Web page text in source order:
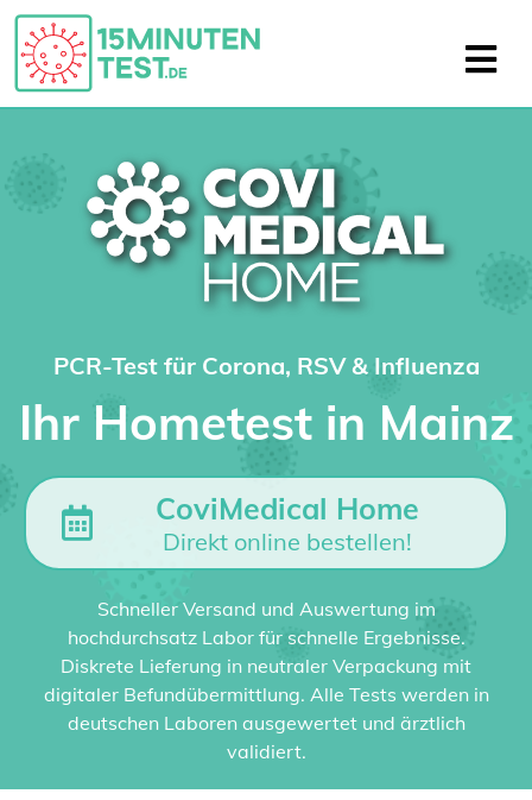
PCR-Test für Corona, RSV & Influenza
Ihr Hometest in Mainz
CoviMedical Home
Direkt online bestellen!
Schneller Versand und Auswertung im
hochdurchsatz Labor für schnelle Ergebnisse.
Diskrete Lieferung in neutraler Verpackung mit
digitaler Befundübermittlung. Alle Tests werden in
deutschen Laboren ausgewertet und ärztlich
validiert.